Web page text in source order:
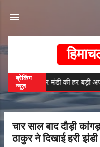
ब्रेकिंग
न्यूज़
कांगड़ा और मंडी की हर बड़ी
चार साल बाद दौड़ी
ठाकुर ने दिखाई हरी झंडी